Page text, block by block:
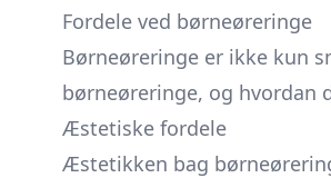
Fordele ved børneøreringe
Børneøreringe er ikke kun
børneøreringe, og
Æstetiske fordele
Æstetikken bag